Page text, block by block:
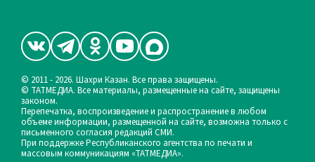
© 2011 - 2026. Шахри Казан. Все права защищены.
© ТАТМЕДИА. Все материалы, размещенные на сайте, защищены
законом.
Перепечатка, воспроизведение и распространение в любом
объеме информации, размещенной на сайте, возможна только с
письменного согласия редакций СМИ.
При поддержке Республиканского агентства по печати и
массовым коммуникациям «ТАТМЕДИА».